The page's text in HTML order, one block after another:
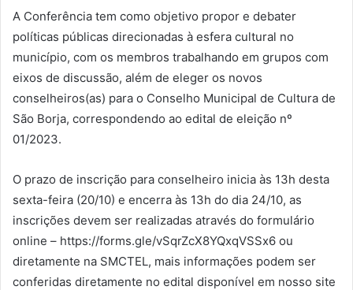
A Conferência tem como objetivo propor e debater
políticas públicas direcionadas à esfera cultural no
município, com os membros trabalhando em grupos com
eixos de discussão, além de eleger os novos
conselheiros(as) para o Conselho Municipal de Cultura de
São Borja, correspondendo ao edital de eleição nº
01/2023.
O prazo de inscrição para conselheiro inicia às 13h desta
sexta-feira (20/10) e encerra às 13h do dia 24/10, as
inscrições devem ser realizadas através do formulário
online – https://forms.gle/vSqrZcX8YQxqVSSx6 ou
diretamente na SMCTEL, mais informações podem ser
conferidas diretamente no edital disponível em nosso site